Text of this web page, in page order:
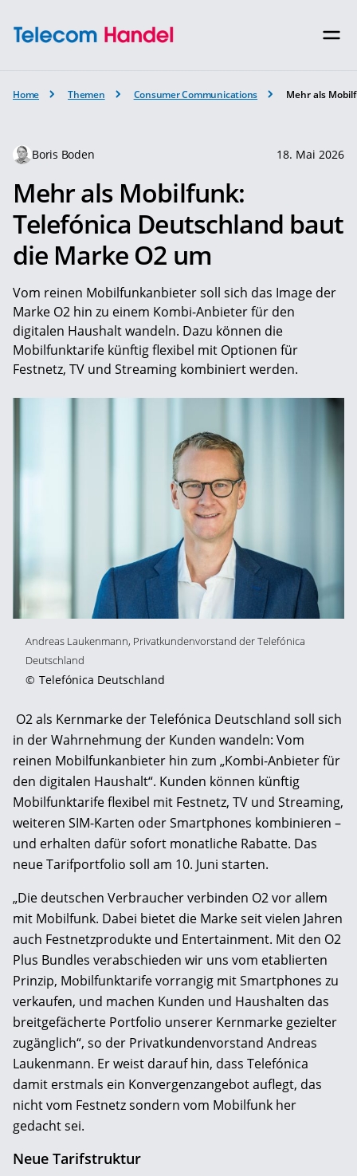
Home Themen Consumer Communications Mehr als
Boris Boden 18. Mai 2026
Mehr als Mobilfunk:
Telefónica Deutschland baut
die Marke O2 um
Vom reinen Mobilfunkanbieter soll sich das Image der
Marke O2 hin zu einem Kombi-Anbieter für den
digitalen Haushalt wandeln. Dazu können die
Mobilfunktarife künftig flexibel mit Optionen für
Festnetz, TV und Streaming kombiniert werden.
Andreas Laukenmann, Privatkundenvorstand der Telefónica
Deutschland
© Telefónica Deutschland
O2 als Kernmarke der Telefónica Deutschland soll sich
in der Wahrnehmung der Kunden wandeln: Vom
reinen Mobilfunkanbieter hin zum „Kombi-Anbieter für
den digitalen Haushalt“. Kunden können künftig
Mobilfunktarife flexibel mit Festnetz, TV und Streaming,
weiteren SIM-Karten oder Smartphones kombinieren –
und erhalten dafür sofort monatliche Rabatte. Das
neue Tarifportfolio soll am 10. Juni starten.
„Die deutschen Verbraucher verbinden O2 vor allem
mit Mobilfunk. Dabei bietet die Marke seit vielen Jahren
auch Festnetzprodukte und Entertainment. Mit den O2
Plus Bundles verabschieden wir uns vom etablierten
Prinzip, Mobilfunktarife vorrangig mit Smartphones zu
verkaufen, und machen Kunden und Haushalten das
breitgefächerte Portfolio unserer Kernmarke gezielter
zugänglich“, so der Privatkundenvorstand Andreas
Laukenmann. Er weist darauf hin, dass Telefónica
damit erstmals ein Konvergenzangebot auflegt, das
nicht vom Festnetz sondern vom Mobilfunk her
gedacht sei.
Neue Tarifstruktur